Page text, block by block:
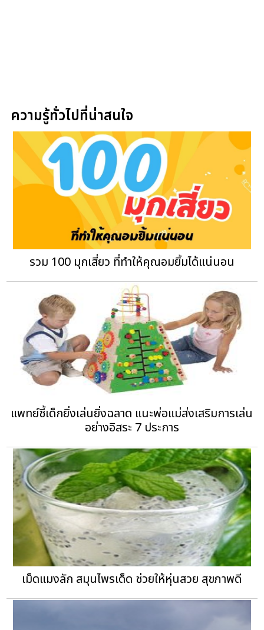
ความรู้ทั่วไปที่น่าสนใจ
รวม 100 มุกเสี่ยว ที่ทำให้คุณอมยิ้มได้แน่นอน
แพทย์ชี้เด็กยิ่งเล่นยิ่งฉลาด แนะพ่อแม่ส่งเสริมการเล่น
อย่างอิสระ 7 ประการ
เม็ดแมงลัก สมุนไพรเด็ด ช่วยให้หุ่นสวย สุขภาพดี